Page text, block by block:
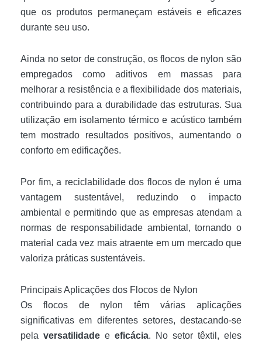
que os produtos permaneçam estáveis e eficazes
durante seu uso.
Ainda no setor de construção, os flocos de nylon são
empregados como aditivos em massas para
melhorar a resistência e a flexibilidade dos materiais,
contribuindo para a durabilidade das estruturas. Sua
utilização em isolamento térmico e acústico também
tem mostrado resultados positivos, aumentando o
conforto em edificações.
Por fim, a reciclabilidade dos flocos de nylon é uma
vantagem sustentável, reduzindo o impacto
ambiental e permitindo que as empresas atendam a
normas de responsabilidade ambiental, tornando o
material cada vez mais atraente em um mercado que
valoriza práticas sustentáveis.
Principais Aplicações dos Flocos de Nylon
Os flocos de nylon têm várias aplicações
significativas em diferentes setores, destacando-se
pela versatilidade e eficácia. No setor têxtil, eles